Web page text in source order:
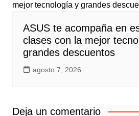
ASUS te acompaña en
clases con la mejor
grandes descuentos
agosto 7, 2026
Deja un comentario